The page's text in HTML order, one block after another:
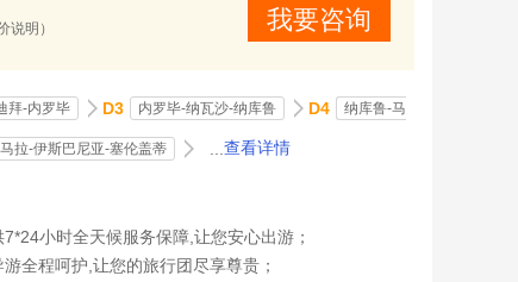
说明） 我要咨询
拜-内罗毕 D3 内罗毕-纳瓦沙-纳库鲁 D4 纳库鲁-马
拉-伊斯巴尼亚-塞伦盖蒂 查看详情
小时全天候服务保障,让您安心出游；
全程呵护,让您的旅行团尽享尊贵；